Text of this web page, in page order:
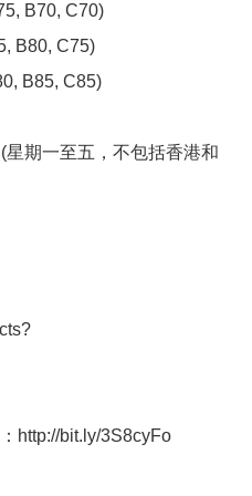
B70, C70)
B80, C75)
B85, C85)
星期一至五，不包括香港和
http://bit.ly/3S8cyFo